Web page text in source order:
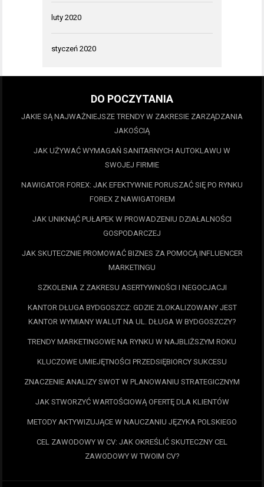
luty 2020
styczeń 2020
DO POCZYTANIA
JAKIE SĄ NAJWAŻNIEJSZE TRENDY W ZAKRESIE ZARZĄDZANIA
JAKOŚCIĄ
JAK UŻYWAĆ WYMAGAŃ SANITARNYCH AUTOKLAWU W
SWOJEJ FIRMIE
NAWIGATOR FOREX: JAK EFEKTYWNIE PORUSZAĆ SIĘ PO RYNKU
FOREX Z NAWIGATOREM
JAK UNIKNĄĆ PUŁAPEK W PROWADZENIU DZIAŁALNOŚCI
GOSPODARCZEJ
JAK SKUTECZNIE PROMOWAĆ BIZNES ZA POMOCĄ INFLUENCER
MARKETINGU
SZKOLENIA Z ZAKRESU ASERTYWNOŚCI I NEGOCJACJI
KANTOR DŁUGA BYDGOSZCZ: GDZIE ZLOKALIZOWANY JEST
KANTOR WYMIANY WALUT NA UL. DŁUGA W BYDGOSZCZY?
TRENDY MARKETINGOWE NA RYNKU W NAJBLIŻSZYM ROKU
KLUCZOWE UMIEJĘTNOŚCI PRZEDSIĘBIORCY SUKCESU
ZNACZENIE ANALIZY SWOT W PLANOWANIU STRATEGICZNYM
JAK STWORZYĆ WARTOŚCIOWĄ OFERTĘ DLA KLIENTÓW
METODY AKTYWIZUJĄCE W NAUCZANIU JĘZYKA POLSKIEGO
CEL ZAWODOWY W CV: JAK OKREŚLIĆ SKUTECZNY CEL
ZAWODOWY W TWOIM CV?